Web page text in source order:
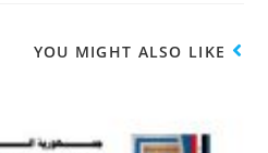
YOU MIGHT ALSO LIKE